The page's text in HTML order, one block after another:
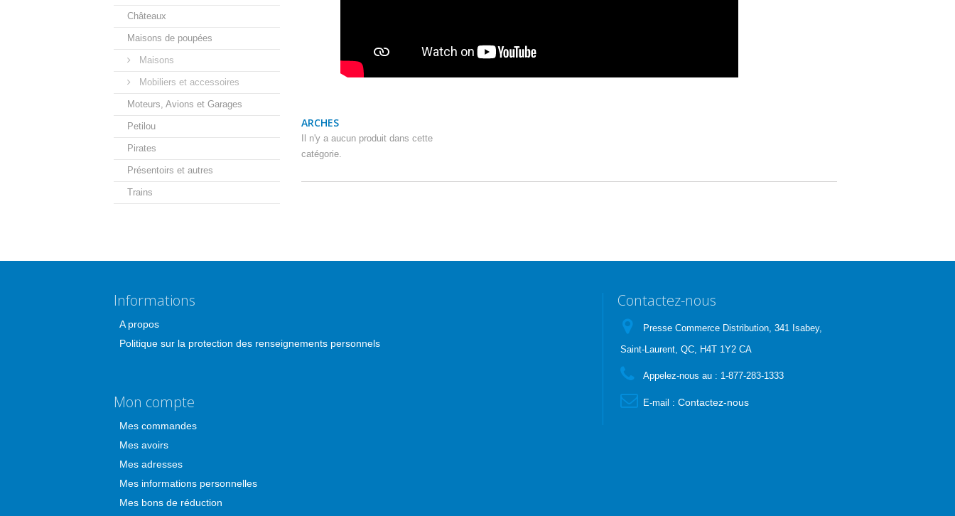
Châteaux
Maisons de poupées
Maisons
Mobiliers et accessoires
Moteurs, Avions et Garages
Petilou
Pirates
Présentoirs et autres
Trains
ARCHES
Il n'y a aucun produit dans cette
catégorie.
Informations
A propos
Politique sur la protection des renseignements personnels
Contactez-nous
Presse Commerce Distribution, 341 Isabey,
Saint-Laurent, QC, H4T 1Y2 CA
Appelez-nous au : 1-877-283-1333
E-mail : Contactez-nous
Mon compte
Mes commandes
Mes avoirs
Mes adresses
Mes informations personnelles
Mes bons de réduction